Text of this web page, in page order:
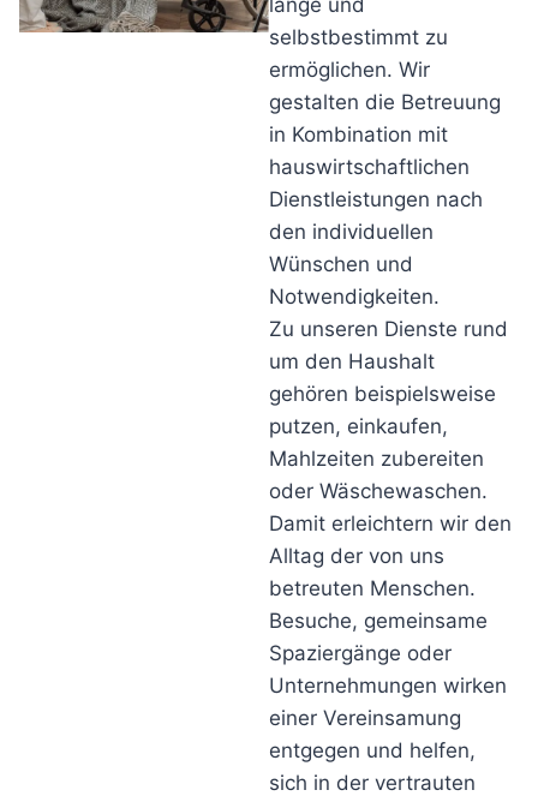
lange und
selbstbestimmt zu
ermöglichen. Wir
gestalten die Betreuung
in Kombination mit
hauswirtschaftlichen
Dienstleistungen nach
den individuellen
Wünschen und
Notwendigkeiten.
Zu unseren Dienste rund
um den Haushalt
gehören beispielsweise
putzen, einkaufen,
Mahlzeiten zubereiten
oder Wäschewaschen.
Damit erleichtern wir den
Alltag der von uns
betreuten Menschen.
Besuche, gemeinsame
Spaziergänge oder
Unternehmungen wirken
einer Vereinsamung
entgegen und helfen,
sich in der vertrauten